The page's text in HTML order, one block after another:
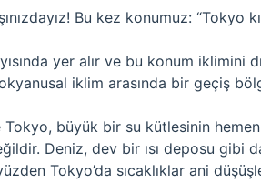
Bu kez konumuz: “Tokyo
yer alır ve bu konum iklimini
iklim arasında bir geçiş
büyük bir su kütlesinin hemen
Deniz, dev bir ısı deposu gibi
Tokyo’da sıcaklıklar ani